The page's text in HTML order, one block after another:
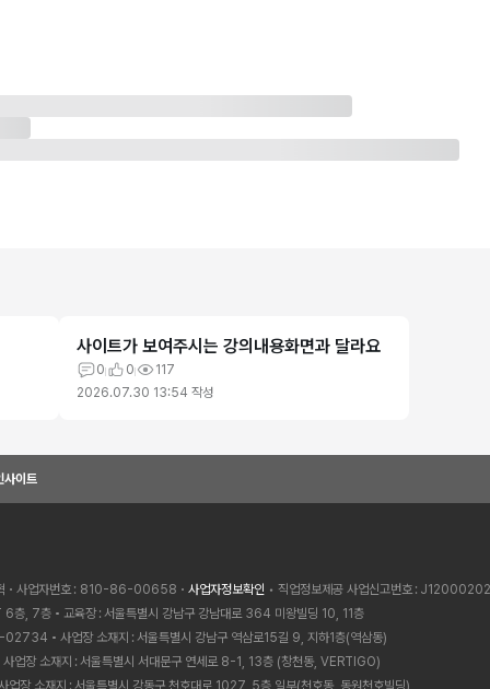
사이트가 보여주시는 강의내용화면과 달라요
0 0
117
2026.07.30 13:54 작성
사이트
사업자번호 810-86-00658 사업자정보확인 • 직업정보제공 사업신고번호
6층, 7층
교육장 서울특별시 강남구 강남대로 364 미왕빌딩 10, 11층
02734
사업장 소재지
서울특별시 강남구 역삼로15길 9, 지하1층(역삼동)
사업장 소재지
서울특별시 서대문구 연세로 8-1, 13층 (창천동, VERTIGO)
업장 소재지
서울특별시 강동구 천호대로 1027, 5층 일부(천호동, 동원천호빌딩)